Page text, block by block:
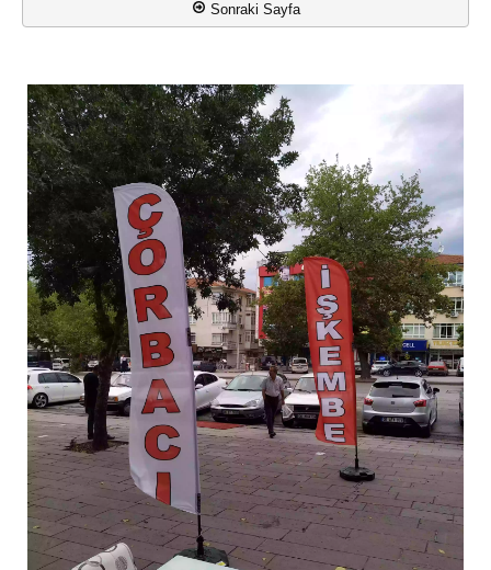
Sonraki Sayfa